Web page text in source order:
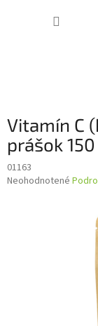
Vitamín C
prášok
01163
Priemerné
Neohodnotené